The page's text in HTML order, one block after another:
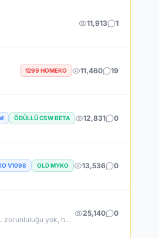
11,913 1
1299 HOMEKO 11,460 19
ÖDÜLLÜ CSW BETA 12,831 0
V1098 OLD MYKO 13,536 0
NEDEN K2NETWORK? • Uzun ömürlü, kendi kaynak koduna sahip gerçek bir proje – hazır dosya alıp 1 haftada patlayan server değil. • %100 farm mantığı – KC/TL zorunluluğu yok, her şey oynayarak kazanılabilir. • Upgrade sınırı yok! – +30 Rebirthe kadar ilerleyen, +5’e kadar basılan takılar! • Tamamen ücretsiz PUS, paranızı sevdiklerinize ve ailenize ayırabilirsiniz! • Upgrade oranları şeffaf – % kaç ihtimalle bastığını ekranda net görüyorsun. • Auto Upgrade sistemi oyuna direkt entegre
25,140 0